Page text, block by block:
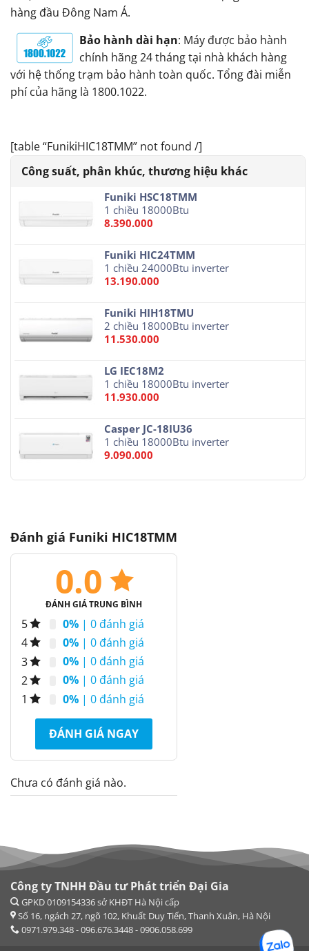
hàng đầu Đông Nam Á.
Bảo hành dài hạn: Máy được bảo hành
chính hãng 24 tháng tại nhà khách hàng
với hệ thống trạm bảo hành toàn quốc. Tổng đài miễn
phí của hãng là 1800.1022.
[table “FunikiHIC18TMM” not found /]
Funiki HSC18TMM
1 chiều 18000Btu
8.390.000
Funiki HIC24TMM
1 chiều 24000Btu inverter
13.190.000
Funiki HIH18TMU
2 chiều 18000Btu inverter
11.530.000
LG IEC18M2
1 chiều 18000Btu inverter
11.930.000
Casper JC-18IU36
1 chiều 18000Btu inverter
9.090.000
Đánh giá Funiki HIC18TMM
0.0
ĐÁNH GIÁ TRUNG BÌNH
5 0% | 0 đánh giá
4
0% | 0 đánh giá
3
0% | 0 đánh giá
2
0% | 0 đánh giá
1
0% | 0 đánh giá
ĐÁNH GIÁ NGAY
Chưa có đánh giá nào.
Công ty TNHH Đầu tư Phát triển Đại Gia